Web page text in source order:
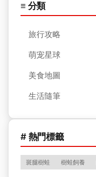
≡ 分類
旅行攻略
萌宠星球
美食地圖
生活隨筆
# 熱門標籤
斑腿樹蛙 樹蛙飼養